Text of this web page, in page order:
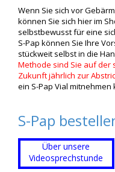
Wenn Sie sich vor
können Sie sich hier im
selbstbewusst für eine
S-Pap können Sie Ihre
stückweit selbst in die
Methode sind Sie auf der
Zukunft jährlich zur
ein S-Pap Vial mitnehmen
S-Pap
Über unsere
Videosprechstunde